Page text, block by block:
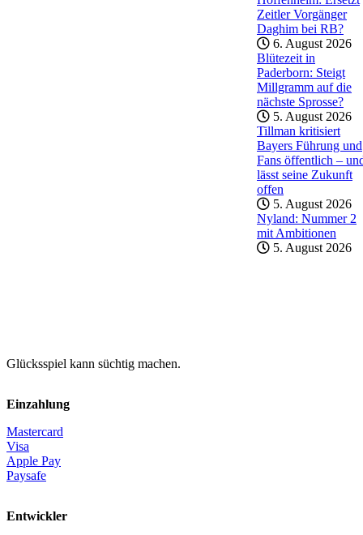
Zeitler Vorgänger
Daghim bei RB?
6. August 2026
Blütezeit in
Paderborn: Steigt
Millgramm auf die
nächste Sprosse?
5. August 2026
Tillman kritisiert
Bayers Führung und
Fans öffentlich –
lässt seine Zukunft
offen
5. August 2026
Nyland: Nummer 2
mit Ambitionen
5. August 2026
Glücksspiel kann süchtig machen.
Einzahlung
Mastercard
Visa
Apple Pay
Paysafe
Entwickler